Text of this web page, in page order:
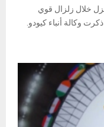
خلال زلزال قوي
وكالة أنباء كيودو.